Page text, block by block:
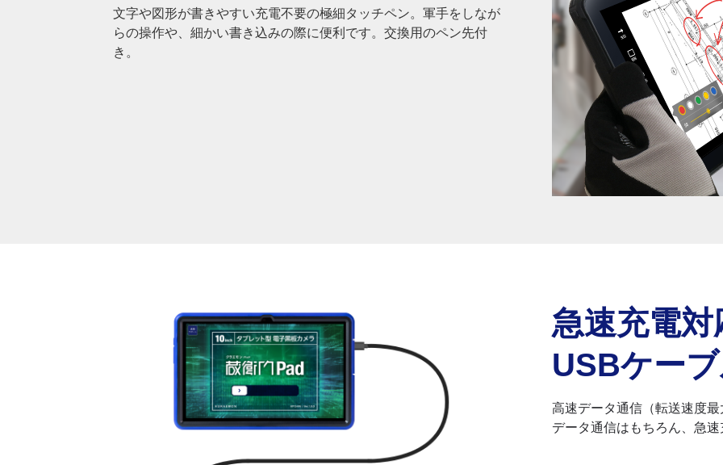
文字や図形が書きやすい充電不要の極細タッチペン。軍手をしなが
らの操作や、細かい書き込みの際に便利です。交換用のペン先付
き。
急速充電対
USBケー
高速データ通信（転送速度
データ通信はもちろん、急